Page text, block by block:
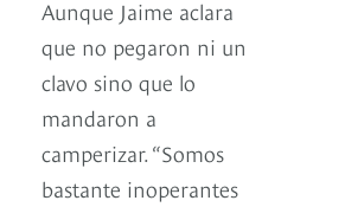
Aunque Jaime aclara
que no pegaron ni un
clavo sino que lo
mandaron a
camperizar. “Somos
bastante inoperantes